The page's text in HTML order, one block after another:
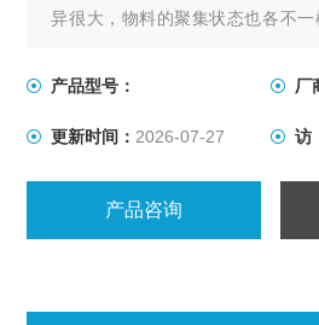
异很大，物料的聚集状态也各不
和涂料，清洁剂和表面活性剂，聚
产品型号： 厂
更新时间： 2026-07-27 访
产品咨询